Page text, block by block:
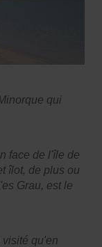
qui
face de l'île de
îlot, de plus ou
Grau, est le
qu'en